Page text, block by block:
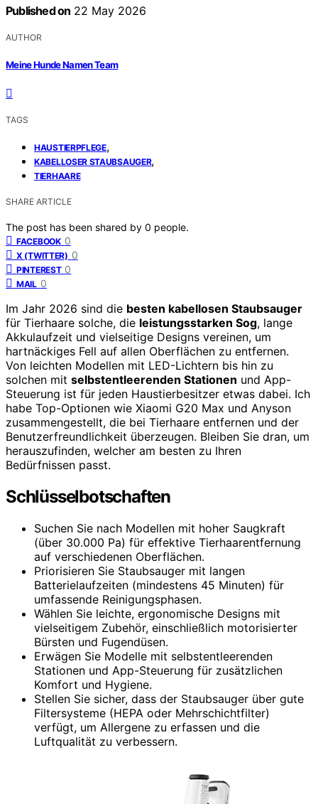
Published on 22 May 2026
AUTHOR
Meine Hunde Namen Team
TAGS
HAUSTIERPFLEGE,
KABELLOSER STAUBSAUGER,
TIERHAARE
SHARE ARTICLE
The post has been shared by 0 people.
FACEBOOK 0
X (TWITTER) 0
PINTEREST 0
MAIL 0
Im Jahr 2026 sind die besten kabellosen Staubsauger
für Tierhaare solche, die leistungsstarken Sog, lange
Akkulaufzeit und vielseitige Designs vereinen, um
hartnäckiges Fell auf allen Oberflächen zu entfernen.
Von leichten Modellen mit LED-Lichtern bis hin zu
solchen mit selbstentleerenden Stationen und App-
Steuerung ist für jeden Haustierbesitzer etwas dabei. Ich
habe Top-Optionen wie Xiaomi G20 Max und Anyson
zusammengestellt, die bei Tierhaare entfernen und der
Benutzerfreundlichkeit überzeugen. Bleiben Sie dran, um
herauszufinden, welcher am besten zu Ihren
Bedürfnissen passt.
Schlüsselbotschaften
Suchen Sie nach Modellen mit hoher Saugkraft
(über 30.000 Pa) für effektive Tierhaarentfernung
auf verschiedenen Oberflächen.
Priorisieren Sie Staubsauger mit langen
Batterielaufzeiten (mindestens 45 Minuten) für
umfassende Reinigungsphasen.
Wählen Sie leichte, ergonomische Designs mit
vielseitigem Zubehör, einschließlich motorisierter
Bürsten und Fugendüsen.
Erwägen Sie Modelle mit selbstentleerenden
Stationen und App-Steuerung für zusätzlichen
Komfort und Hygiene.
Stellen Sie sicher, dass der Staubsauger über gute
Filtersysteme (HEPA oder Mehrschichtfilter)
verfügt, um Allergene zu erfassen und die
Luftqualität zu verbessern.